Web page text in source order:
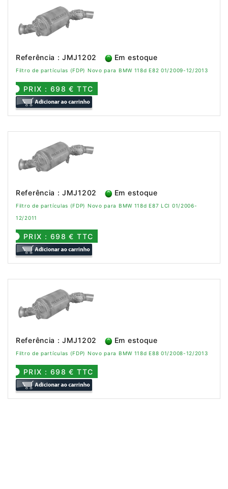
Referência : JMJ1202 Em estoque
Filtro de partículas (FDP) Novo para BMW 118d E82 01/2009-12/2013
PRIX : 698 € TTC
Referência : JMJ1202 Em estoque
Filtro de partículas (FDP) Novo para BMW 118d E87 LCI 01/2006-
12/2011
PRIX : 698 € TTC
Referência : JMJ1202 Em estoque
Filtro de partículas (FDP) Novo para BMW 118d E88 01/2008-12/2013
PRIX : 698 € TTC